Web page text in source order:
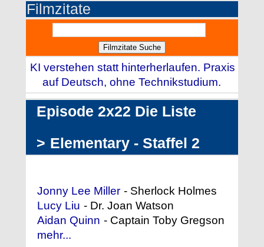
Filmzitate
KI verstehen statt hinterherlaufen. Praxis
auf Deutsch, ohne Technikstudium.
Episode 2x22 Die Liste
> Elementary - Staffel 2
Jonny Lee Miller - Sherlock Holmes
Lucy Liu - Dr. Joan Watson
Aidan Quinn - Captain Toby Gregson
mehr...